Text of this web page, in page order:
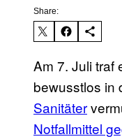
Share:
Am 7. Juli traf
bewusstlos in
Sanitäter
Notfallmittel